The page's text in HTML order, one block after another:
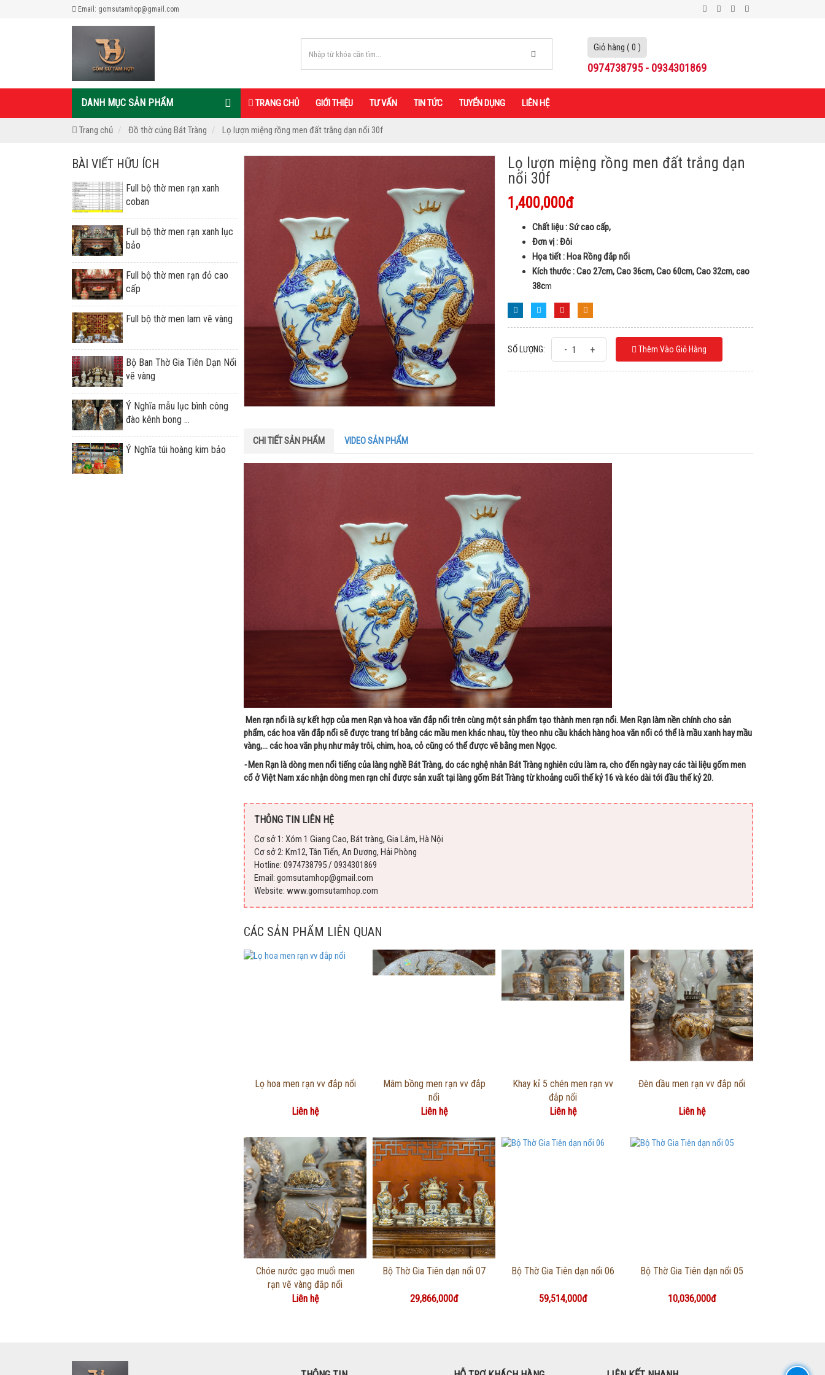
Email: gomsutamhop@gmail.com
Giỏ hàng ( 0 )
0974738795 - 0934301869
DANH MỤC SẢN PHẨM TRANG CHỦ GIỚI THIỆU TƯ VẤN TIN TỨC TUYỂN DỤNG LIÊN HỆ
Trang chủ Đồ thờ cúng Bát Tràng Lọ lượn miệng rồng men đất trắng dạn nổi 30f
BÀI VIẾT HỮU ÍCH
Full bộ thờ men rạn xanh
coban
Full bộ thờ men rạn xanh lục
bảo
Full bộ thờ men rạn đỏ cao
cấp
Full bộ thờ men lam vẽ vàng
Bộ Ban Thờ Gia Tiên Dạn Nổi
vẽ vàng
Ý Nghĩa mẫu lục bình công
đào kênh bong ...
Ý Nghĩa túi hoàng kim bảo
Lọ lượn miệng rồng men đất trắng dạn
nổi 30f
1,400,000đ
Chất liệu : Sứ cao cấp,
Đơn vị : Đôi
Họa tiết : Hoa Rồng đắp nổi
Kích thước : Cao 27cm, Cao 36cm, Cao 60cm, Cao 32cm, cao
38cm
SỐ LƯỢNG: - + Thêm Vào Giỏ Hàng
CHI TIẾT SẢN PHẨM VIDEO SẢN PHẨM
Men rạn nổi là sự kết hợp của men Rạn và hoa văn đắp nổi trên cùng một sản phẩm tạo thành men rạn nổi. Men Rạn làm nền chính cho sản
phẩm, các hoa văn đắp nổi sẽ được trang trí bằng các mầu men khác nhau, tùy theo nhu cầu khách hàng hoa văn nổi có thể là mầu xanh hay mầu
vàng,… các hoa văn phụ như mây trôi, chim, hoa, cỏ cũng có thể được vẽ bằng men Ngọc.
-Men Rạn là dòng men nổi tiếng của làng nghề Bát Tràng, do các nghệ nhân Bát Tràng nghiên cứu làm ra, cho đến ngày nay các tài liệu gốm men
cổ ở Việt Nam xác nhận dòng men rạn chỉ được sản xuất tại làng gốm Bát Tràng từ khoảng cuối thế kỷ 16 và kéo dài tới đầu thế kỷ 20.
THÔNG TIN LIÊN HỆ
Cơ sở 1: Xóm 1 Giang Cao, Bát tràng, Gia Lâm, Hà Nội
Cơ sở 2: Km12, Tân Tiến, An Dương, Hải Phòng
Hotline: 0974738795 / 0934301869
Email: gomsutamhop@gmail.com
Website: www.gomsutamhop.com
CÁC SẢN PHẨM LIÊN QUAN
Thông tin chi tiết
Lọ hoa men rạn vv đắp nổi
Liên hệ
Thông tin chi tiết
Mâm bồng men rạn vv đắp
nổi
Liên hệ
Thông tin chi tiết
Khay kỉ 5 chén men rạn vv
đắp nổi
Liên hệ
Thông tin chi tiết
Đèn dầu men rạn vv đắp nổi
Liên hệ
Thông tin chi tiết
Chóe nước gạo muối men
rạn vẽ vàng đắp nổi
Liên hệ
Thông tin chi tiết
Bộ Thờ Gia Tiên dạn nổi 07
29,866,000đ
Thông tin chi tiết
Bộ Thờ Gia Tiên dạn nổi 06
59,514,000đ
Thông tin chi tiết
Bộ Thờ Gia Tiên dạn nổi 05
10,036,000đ